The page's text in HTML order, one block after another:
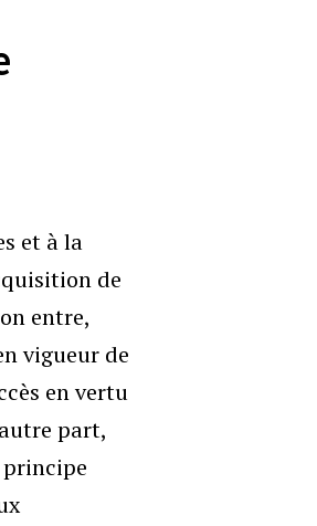
et à la
de
entre,
vigueur de
en vertu
part,